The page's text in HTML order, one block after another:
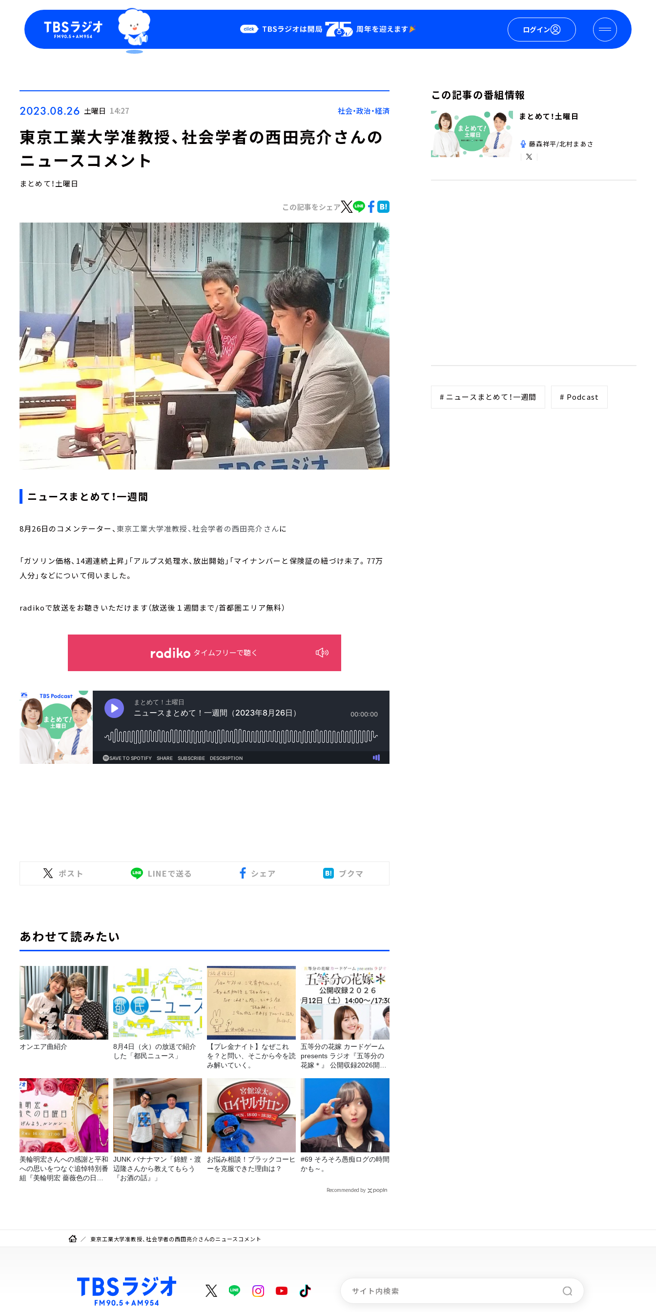
ログイン
Podcast
YouTube
会社情報
2023.08.26 土曜日 14:27 社会・政治・経済
東京工業大学准教授、社会学者の西田亮介さんの
ニュースコメント
まとめて！土曜日
この記事をシェア
ニュースまとめて！一週間
8月26日のコメンテーター、 東京工業大学准教授、社会学者の西田亮介さんに
「ガソリン価格、14週連続上昇」「アルプス処理水、放出開始」「マイナンバーと保険証の紐づけ未了。77万
人分」などについて伺いました。
radikoで放送をお聴きいただけます（放送後１週間まで/首都圏エリア無料）
タイムフリーで聴く
ポスト LINEで送る シェア ブクマ
あわせて読みたい
オンエア曲紹介
8月4日（火）の放送で紹介
した「都民ニュース」
【プレ金ナイト】なぜこれ
を？と問い、そこから今を読
み解いていく。
五等分の花嫁 カードゲーム
presents ラジオ『五等分の
花嫁＊』 公開収録2026開催
美輪明宏さんへの感謝と平和
への思いをつなぐ追悼特別番
組『美輪明宏 薔薇色の日曜
JUNK バナナマン「錦鯉・渡
辺隆さんから教えてもらう
『お酒の話』」
お悩み相談！ブラックコーヒ
ーを克服できた理由は？
#69 そろそろ愚痴ログの時間
かも～。
Recommended by
この記事の番組情報
まとめて！土曜日
藤森祥平/北村まあさ
# ニュースまとめて！一週間 # Podcast
東京工業大学准教授、社会学者の西田亮介さんのニュースコメント